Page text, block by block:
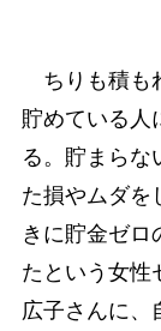
ちりも積も
貯めている人
る。貯まらな
た損やムダを
きに貯金ゼロ
たという女性
広子さんに、